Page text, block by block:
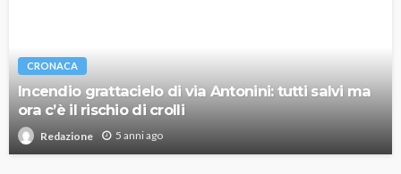
CRONACA
Incendio grattacielo di via Antonini: tutti salvi ma
ora c’è il rischio di crolli
Redazione 5 anni ago